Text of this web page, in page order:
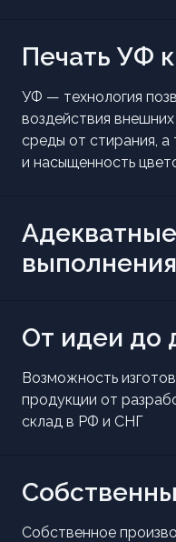
Печать УФ
УФ — технология
воздействия
среды от стирания,
и насыщенность
От идеи до
Возможность
продукции от
склад в РФ и СНГ
Собственное